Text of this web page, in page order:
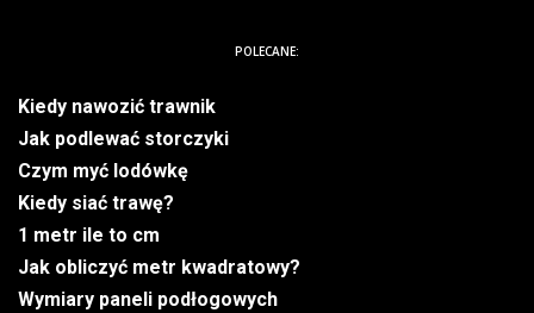
POLECANE:
Kiedy nawozić trawnik
Jak podlewać storczyki
Czym myć lodówkę
Kiedy siać trawę?
1 metr ile to cm
Jak obliczyć metr kwadratowy?
Wymiary paneli podłogowych